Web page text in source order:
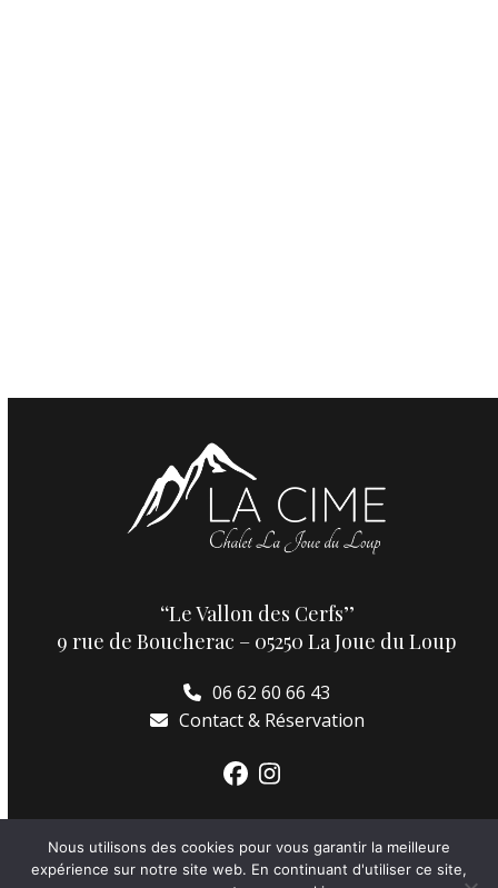
‘‘Le Vallon des Cerfs’’
9 rue de Boucherac – 05250 La Joue du Loup
06 62 60 66 43
Contact & Réservation
Nous utilisons des cookies pour vous garantir la meilleure
expérience sur notre site web. En continuant d'utiliser ce site,